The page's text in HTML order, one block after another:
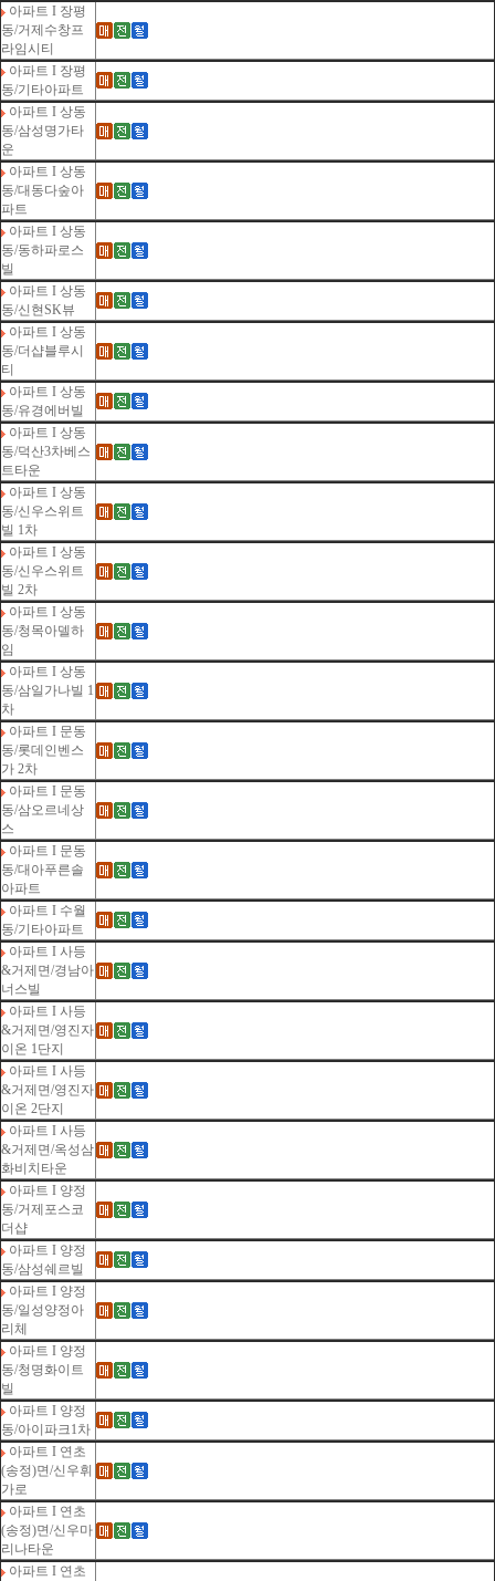
아파트 I 장평
동/거제수창프
라임시티
아파트 I 장평
동/기타아파트
아파트 I 상동
동/삼성명가타
운
아파트 I 상동
동/대동다숲아
파트
아파트 I 상동
동/동하파로스
빌
아파트 I 상동
동/신현SK뷰
아파트 I 상동
동/더샵블루시
티
아파트 I 상동
동/유경에버빌
아파트 I 상동
동/덕산3차베스
트타운
아파트 I 상동
동/신우스위트
빌 1차
아파트 I 상동
동/신우스위트
빌 2차
아파트 I 상동
동/청목아델하
임
아파트 I 상동
동/삼일가나빌 1
차
아파트 I 문동
동/롯데인벤스
가 2차
아파트 I 문동
동/삼오르네상
스
아파트 I 문동
동/대아푸른솔
아파트
아파트 I 수월
동/기타아파트
아파트 I 사등
&거제면/경남아
너스빌
아파트 I 사등
&거제면/영진자
이온 1단지
아파트 I 사등
&거제면/영진자
이온 2단지
아파트 I 사등
&거제면/옥성삼
화비치타운
아파트 I 양정
동/거제포스코
더샵
아파트 I 양정
동/삼성쉐르빌
아파트 I 양정
동/일성양정아
리체
아파트 I 양정
동/청명화이트
빌
아파트 I 양정
동/아이파크1차
아파트 I 연초
(송정)면/신우휘
가로
아파트 I 연초
(송정)면/신우마
리나타운
아파트 I 연초